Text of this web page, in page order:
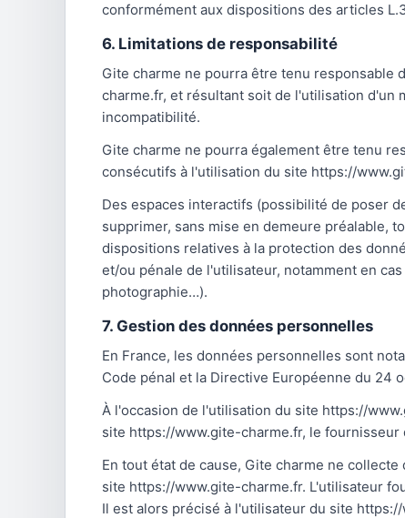
conformément aux dispositions des articles
6. Limitations de responsabilité
Gite charme ne pourra être tenu responsable
charme.fr, et résultant soit de l'utilisation d'un
incompatibilité.
Gite charme ne pourra également être tenu
consécutifs à l'utilisation du site https://
Des espaces interactifs (possibilité de poser
supprimer, sans mise en demeure préalable,
dispositions relatives à la protection des
et/ou pénale de l'utilisateur, notamment en
photographie…).
7. Gestion des données personnelles
En France, les données personnelles sont
Code pénal et la Directive Européenne du 24
À l'occasion de l'utilisation du site https://
site https://www.gite-charme.fr, le
En tout état de cause, Gite charme ne
site https://www.gite-charme.fr. L'utilisateur
Il est alors précisé à l'utilisateur du site